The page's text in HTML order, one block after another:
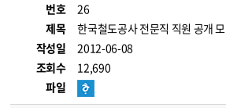
번호
26
제목
한국철도공사 전문직 직원 공개
작성일
2012-06-08
조회수
12,690
파일